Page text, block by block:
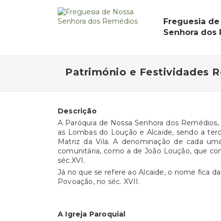
Freguesia de
Senhora dos
Património e Festividades
Descrição
A Paróquia de Nossa Senhora dos
as Lombas do Loução e Alcaide, sendo a
Matriz da Vila. A denominação de cada
comunitária, como a de João Loução, que
séc.XVI.
Já no que se refere ao Alcaide, o nome fica
Povoação, no séc. XVII.
A Igreja Paroquial